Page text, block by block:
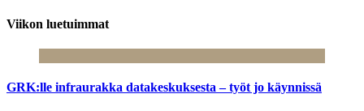
Viikon luetuimmat
GRK:lle infraurakka datakeskuksesta – työt jo käynnissä